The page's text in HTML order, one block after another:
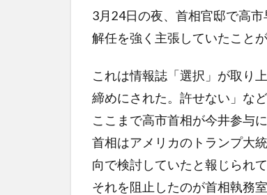
3月24日の夜、首相官邸で高
解任を強く主張していたこと
これは情報誌「選択」が取り
締めにされた。許せない」など
ここまで高市首相が今井参与
首相はアメリカのトランプ大
向で検討していたと報じられて
それを阻止したのが首相執務